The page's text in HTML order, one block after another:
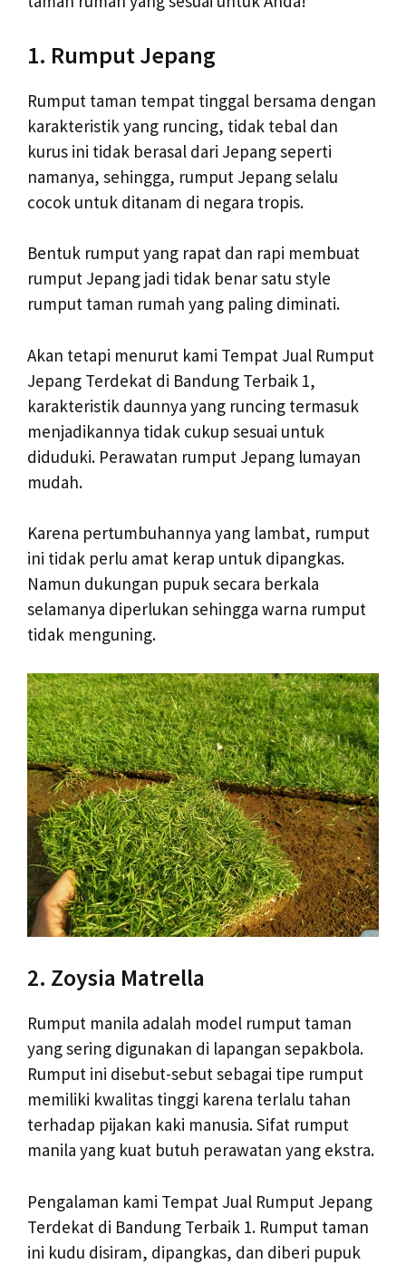
1. Rumput Jepang
Rumput taman tempat tinggal bersama dengan
karakteristik yang runcing, tidak tebal dan
kurus ini tidak berasal dari Jepang seperti
namanya, sehingga, rumput Jepang selalu
cocok untuk ditanam di negara tropis.
Bentuk rumput yang rapat dan rapi membuat
rumput Jepang jadi tidak benar satu style
rumput taman rumah yang paling diminati.
Akan tetapi menurut kami Tempat Jual Rumput
Jepang Terdekat di Bandung Terbaik 1,
karakteristik daunnya yang runcing termasuk
menjadikannya tidak cukup sesuai untuk
diduduki. Perawatan rumput Jepang lumayan
mudah.
Karena pertumbuhannya yang lambat, rumput
ini tidak perlu amat kerap untuk dipangkas.
Namun dukungan pupuk secara berkala
selamanya diperlukan sehingga warna rumput
tidak menguning.
2. Zoysia Matrella
Rumput manila adalah model rumput taman
yang sering digunakan di lapangan sepakbola.
Rumput ini disebut-sebut sebagai tipe rumput
memiliki kwalitas tinggi karena terlalu tahan
terhadap pijakan kaki manusia. Sifat rumput
manila yang kuat butuh perawatan yang ekstra.
Pengalaman kami Tempat Jual Rumput Jepang
Terdekat di Bandung Terbaik 1. Rumput taman
ini kudu disiram, dipangkas, dan diberi pupuk